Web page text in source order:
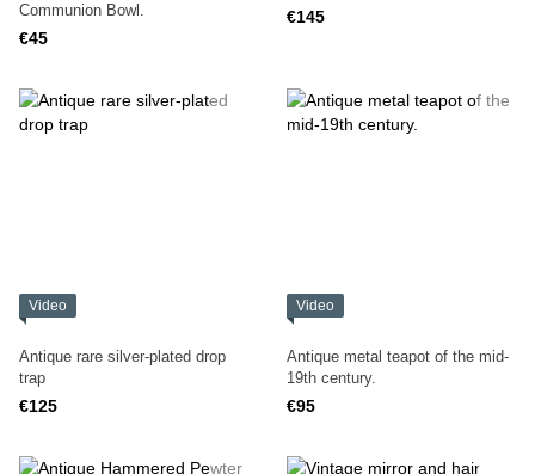
Communion Bowl.
€45
€145
Video
Antique rare silver-plated drop
trap
€125
Video
Antique metal teapot of the mid-
19th century.
€95